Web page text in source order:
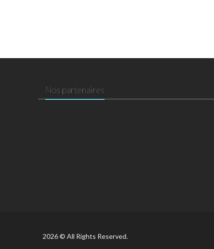
Nos partenaires
2026 © All Rights Reserved.